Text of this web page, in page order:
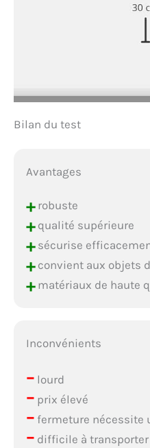
Bilan du test
Avantages
+robuste
+qualité supérieure
+sécurise
+convient aux objets
+matériaux de haute
Inconvénients
–lourd
–prix élevé
–fermeture nécessite
–difficile à transporter